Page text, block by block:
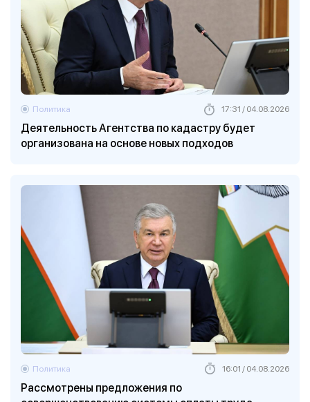
Деятельность Агентства по кадастру будет
организована на основе новых подходов
Политика 17:31 / 04.08.2026
Рассмотрены предложения по
Политика 16:01 / 04.08.2026